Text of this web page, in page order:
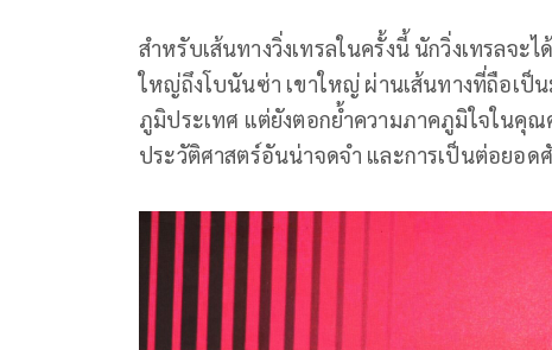
สำหรับเส้นทางวิ่งเทรลในครั้งนี้ นักวิ่งเทรลจะ
ใหญ่ถึงโบนันซ่า เขาใหญ่ ผ่านเส้นทางที่ถือเป็
ภูมิประเทศ แต่ยังตอกย้ำความภาคภูมิใจในคุ
ประวัติศาสตร์อันน่าจดจำ และการเป็นต่อยอด